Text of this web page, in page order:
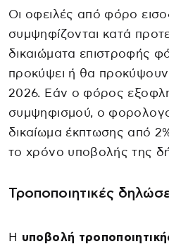
Οι οφειλές από φόρο
συμψηφίζονται κατά
δικαιώματα επιστροφής
προκύψει ή θα προκύψουν
2026. Εάν ο φόρος
συμψηφισμού, ο
δικαίωμα έκπτωσης από
το χρόνο υποβολής της
Τροποποιητικές
Η υποβολή